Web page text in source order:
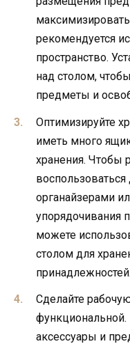
рекомендуется
пространство.
над столом,
предметы и
Оптимизируйте
иметь много
хранения. Чтобы
органайзерами
упорядочивания
можете
столом для
принадлежностей.
Сделайте
аксессуары и